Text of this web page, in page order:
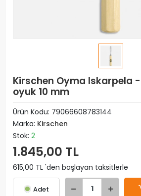
Kirschen Oyma Iskarpela
oyuk 10 mm
Ürün Kodu: 79066608783144
Marka: Kirschen
Stok: 2
1.845,00 TL
615,00 TL 'den başlayan taksitlerle
Adet